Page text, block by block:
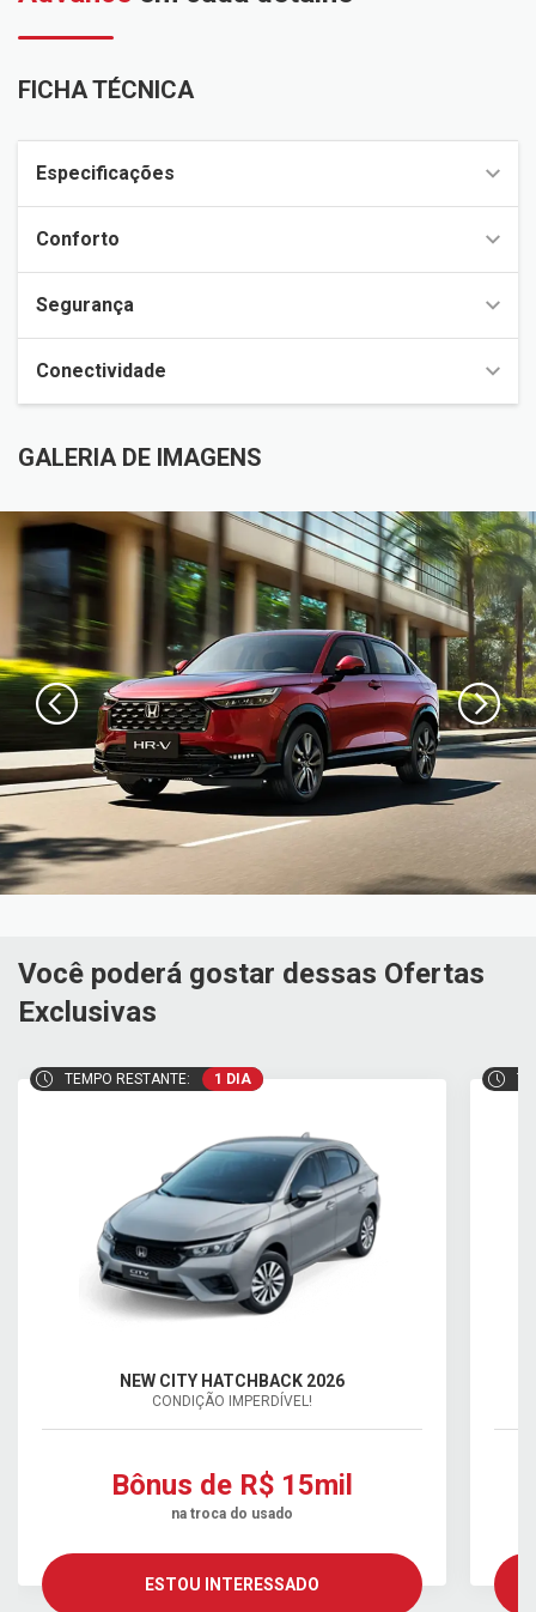
FICHA TÉCNICA
Especificações
Conforto
Segurança
Conectividade
GALERIA DE IMAGENS
Você poderá gostar dessas Ofertas
Exclusivas
TEMPO RESTANTE: 1 DIA
NEW CITY HATCHBACK 2026
CONDIÇÃO IMPERDÍVEL!
Bônus de R$ 15mil
na troca do usado
ESTOU INTERESSADO